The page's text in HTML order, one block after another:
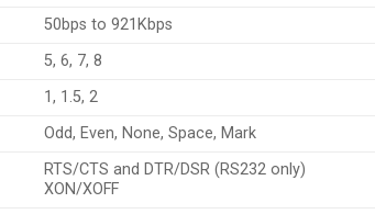
50bps to 921Kbps
5, 6, 7, 8
1, 1.5, 2
Odd, Even, None, Space, Mark
RTS/CTS and DTR/DSR (RS232 only)
XON/XOFF